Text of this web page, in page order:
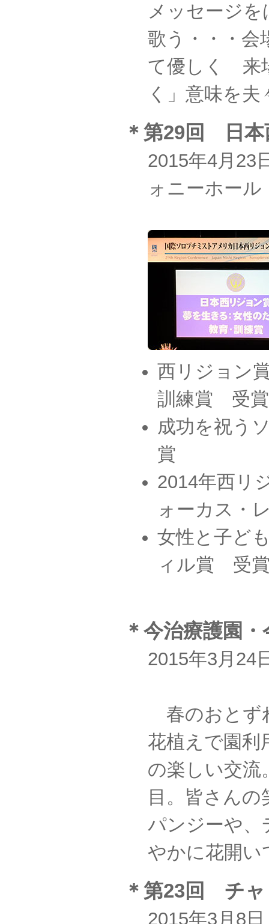
メッセージ
歌う・・・会
て優しく 来
く」意味を
＊第29回 日本
2015年4月
ォニーホール
西リジョン
訓練賞 受賞
成功を祝う
賞
2014年西リ
ォーカス・
女性と子ど
ィル賞 受
＊今治療護園
2015年3月
春のおとず
花植えで園利
の楽しい交流
目。皆さん
パンジーや、
やかに花開い
＊第23回 チャ
2015年3月8